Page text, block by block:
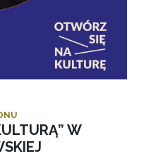
W